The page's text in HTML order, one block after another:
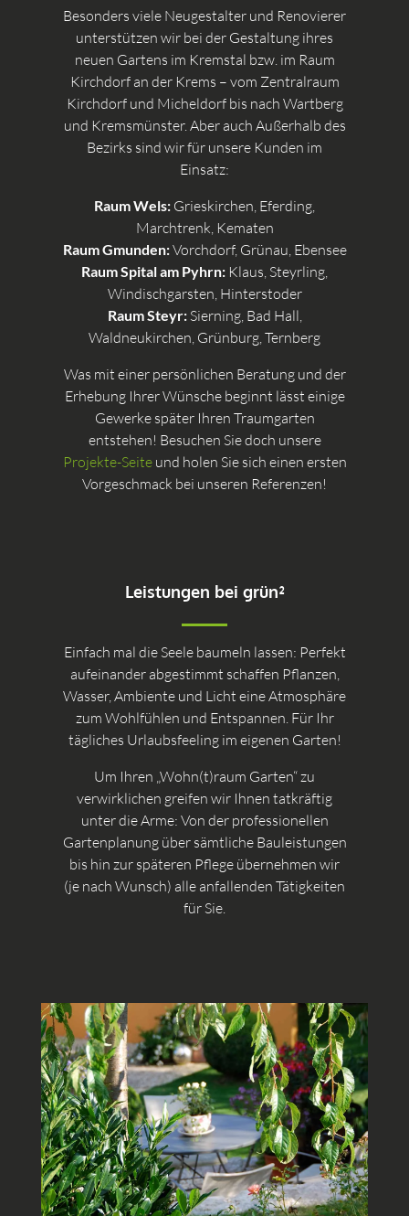
Besonders viele Neugestalter und Renovierer
unterstützen wir bei der Gestaltung ihres
neuen Gartens im Kremstal bzw. im Raum
Kirchdorf an der Krems – vom Zentralraum
Kirchdorf und Micheldorf bis nach Wartberg
und Kremsmünster. Aber auch Außerhalb des
Bezirks sind wir für unsere Kunden im
Einsatz:
Raum Wels: Grieskirchen, Eferding,
Marchtrenk, Kematen
Raum Gmunden:Vorchdorf, Grünau, Ebensee
Raum Spital am Pyhrn: Klaus, Steyrling,
Windischgarsten, Hinterstoder
Raum Steyr:Sierning, Bad Hall,
Waldneukirchen, Grünburg, Ternberg
Was mit einer persönlichen Beratung und der
Erhebung Ihrer Wünsche beginnt lässt einige
Gewerke später Ihren Traumgarten
entstehen! Besuchen Sie doch unsere
Projekte-Seiteund holen Sie sich einen ersten
Vorgeschmack bei unseren Referenzen!
Leistungen bei grün²
Einfach mal die Seele baumeln lassen: Perfekt
aufeinander abgestimmt schaffen Pflanzen,
Wasser, Ambiente und Licht eine Atmosphäre
zum Wohlfühlen und Entspannen. Für Ihr
tägliches Urlaubsfeeling im eigenen Garten!
Um Ihren „Wohn(t)raum Garten“ zu
verwirklichen greifen wir Ihnen tatkräftig
unter die Arme: Von der professionellen
Gartenplanung über sämtliche Bauleistungen
bis hin zur späteren Pflege übernehmen wir
(je nach Wunsch) alle anfallenden Tätigkeiten
für Sie.